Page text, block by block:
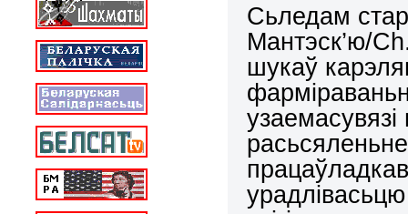
Сьледам
Мантэск’ю/Ch
шукаў